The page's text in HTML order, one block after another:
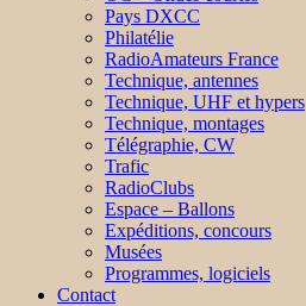
Pays DXCC
Philatélie
RadioAmateurs France
Technique, antennes
Technique, UHF et hypers
Technique, montages
Télégraphie, CW
Trafic
RadioClubs
Espace – Ballons
Expéditions, concours
Musées
Programmes, logiciels
Contact